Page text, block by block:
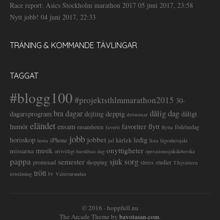
Race report: Asics Stockholm marathon 2017 05 juni 2017, 23:58
Nytt jobb! 04 juni 2017, 22:33
TRÄNING & KOMMANDE TÄVLINGAR
TAGGAT
#blogg100 #projektsthlmmarathon2015 30-
dagarsprogram bra dagar dejting deppig drömmar dålig dag dåligt
humör eländet ensam ensamheten favorit favoriter flytt flytta födelsedag
horoskop hosta iPhone jobb jobbet jul kärlek ledig lista lägenhetsjakt
missarna musik ofrivilligt barnlösas dag onyttigheter operationssjuksköterska
pappa promenad semester shopping sjuk sorg stress studier TJejvättern
tröstätning trött tv Vätternrundan
© 2016 - hoppfull.nu
The Arcade Theme by bavotasan.com.